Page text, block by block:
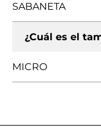
SABANETA
¿Cuál es el
MICRO